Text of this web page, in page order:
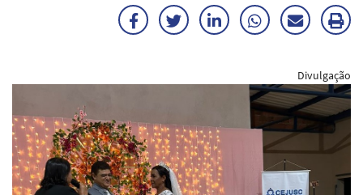
FacebookTwitterLinkedInWhatsApp
Enviar
E-
mail
Divulgação